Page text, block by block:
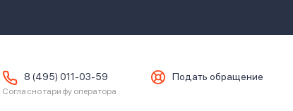
8 (495) 011-03-59
Согласно тарифу оператора
Подать обращение